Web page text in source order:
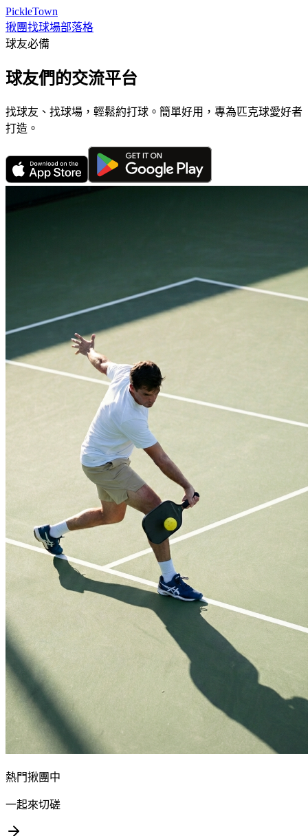
PickleTown
揪團找球場部落格
球友必備
球友們的交流平台
找球友、找球場，輕鬆約打球。簡單好用，專為匹克球愛好者
打造。
熱門揪團中
一起來切磋